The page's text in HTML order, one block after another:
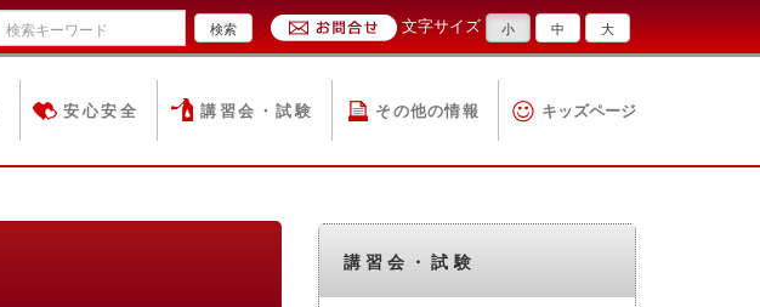
文字サイズ 小 中 大
検索
安心安全 講習会・試験 その他の情報 キッズページ
講習会・試験